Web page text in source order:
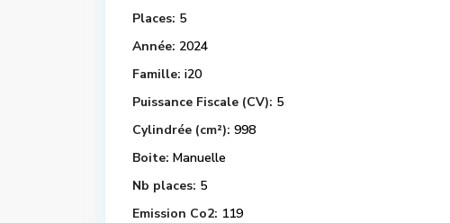
Places: 5
Année: 2024
Famille: i20
Puissance Fiscale (CV): 5
Cylindrée (cm²): 998
Boite: Manuelle
Nb places: 5
Emission Co2: 119